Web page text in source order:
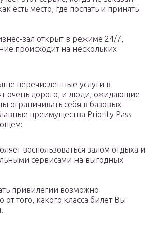
есть место, где поспать и принять
зал открыт в режиме 24/7,
происходит на нескольких
перечисленные услуги в
очень дорого, и люди, ожидающие
ограничивать себя в базовых
преимущества Priority Pass
воспользоваться залом отдыха и
сервисами на выгодных
привилегии возможно
от того, какого класса билет Вы